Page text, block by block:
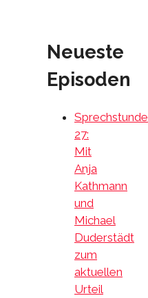
Neueste
Episoden
Sprechstunde
27:
Mit
Anja
Kathmann
und
Michael
Duderstädt
zum
aktuellen
Urteil